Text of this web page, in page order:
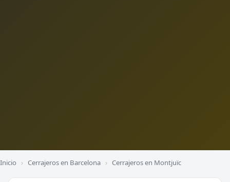
Inicio › Cerrajeros en Barcelona › Cerrajeros en Montjuïc